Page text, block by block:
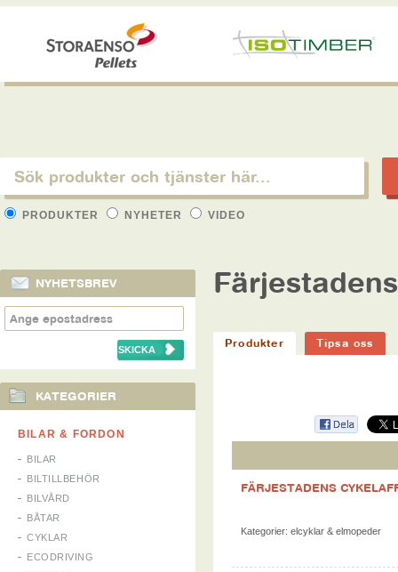
PRODUKTER NYHETER VIDEO
NYHETSBREV
KATEGORIER
BILAR & FORDON
BILAR
BILTILLBEHÖR
BILVÅRD
BÅTAR
CYKLAR
ECODRIVING
Produkter Tipsa oss
FÄRJESTADENS
Kategorier: elcyklar & elmopeder